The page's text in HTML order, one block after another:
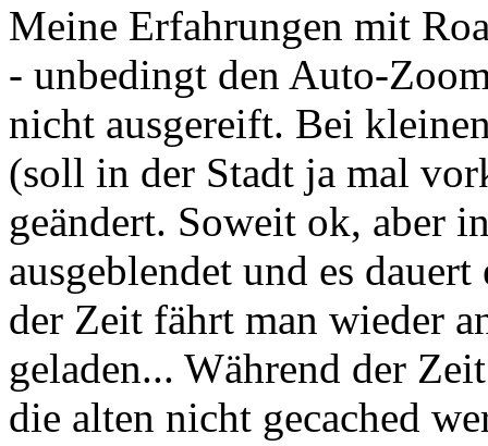
Meine Erfahrungen mit
- unbedingt den Auto-
nicht ausgereift. Bei
(soll in der Stadt ja mal
geändert. Soweit ok, aber
ausgeblendet und es
der Zeit fährt man wieder
geladen... Während der
die alten nicht gecached